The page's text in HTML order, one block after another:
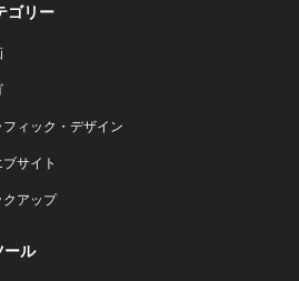
ゴリー
フィック・デザイン
ブサイト
クアップ
ール